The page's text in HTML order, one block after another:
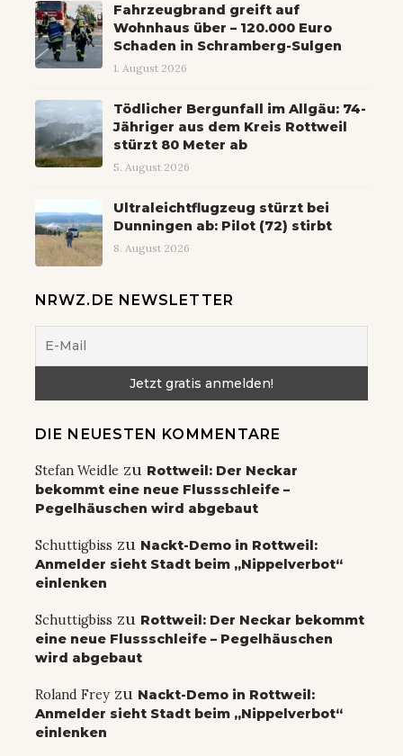
Fahrzeugbrand greift auf
Wohnhaus über – 120.000 Euro
Schaden in Schramberg-Sulgen
1. August 2026
Tödlicher Bergunfall im Allgäu: 74-
Jähriger aus dem Kreis Rottweil
stürzt 80 Meter ab
5. August 2026
Ultraleichtflugzeug stürzt bei
Dunningen ab: Pilot (72) stirbt
8. August 2026
NRWZ.DE NEWSLETTER
DIE NEUESTEN KOMMENTARE
Stefan Weidle zu Rottweil: Der Neckar
bekommt eine neue Flussschleife –
Pegelhäuschen wird abgebaut
Schuttigbiss zu Nackt-Demo in Rottweil:
Anmelder sieht Stadt beim „Nippelverbot“
einlenken
Schuttigbiss zu Rottweil: Der Neckar bekommt
eine neue Flussschleife – Pegelhäuschen
wird abgebaut
Roland Frey zu Nackt-Demo in Rottweil:
Anmelder sieht Stadt beim „Nippelverbot“
einlenken